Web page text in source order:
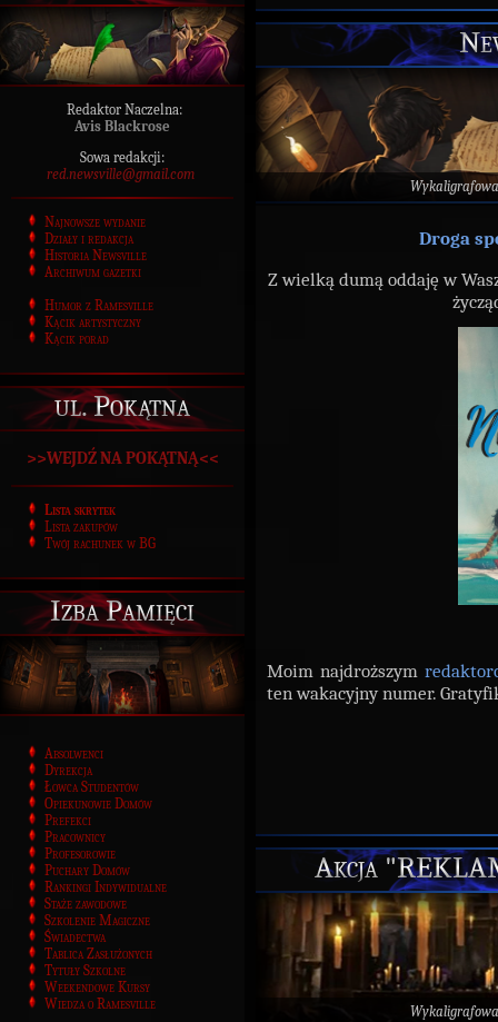
Redaktor Naczelna:
Avis Blackrose
Sowa redakcji:
red.newsville@gmail.com
Najnowsze wydanie
Działy i redakcja
Historia Newsville
Archiwum gazetki
Humor z Ramesville
Kącik artystyczny
Kącik porad
ul. Pokątna
>>WEJDŹ NA POKĄTNĄ<<
Lista skrytek
Lista zakupów
Twój rachunek w BG
Izba Pamięci
Absolwenci
Dyrekcja
Łowca Studentów
Opiekunowie Domów
Prefekci
Pracownicy
Profesorowie
Puchary Domów
Rankingi Indywidualne
Staże zawodowe
Szkolenie Magiczne
Świadectwa
Tablica Zasłużonych
Tytuły Szkolne
Weekendowe Kursy
Wiedza o Ramesville
Droga
Z wielką dumą oddaję w
Moim najdroższym
ten wakacyjny numer.
Akcja